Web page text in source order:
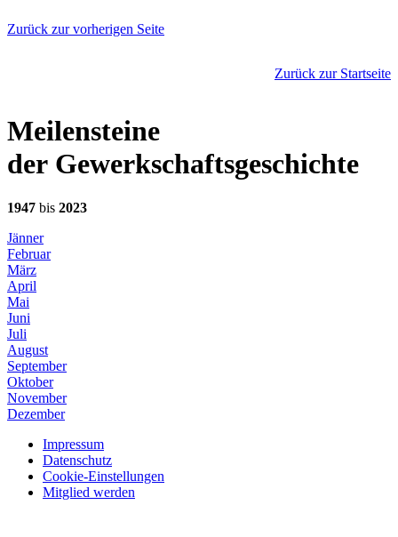
Zurück zur vorherigen Seite
Zurück zur Startseite
Meilensteine
der Gewerkschaftsgeschichte
1947 bis 2023
Jänner
Februar
März
April
Mai
Juni
Juli
August
September
Oktober
November
Dezember
Impressum
Datenschutz
Cookie-Einstellungen
Mitglied werden